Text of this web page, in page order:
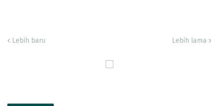
Lebih baru Lebih lama